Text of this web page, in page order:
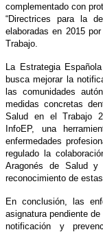
complementado con
“Directrices para la
elaboradas en 2015
Trabajo.
La Estrategia
busca mejorar la
las comunidades
medidas concretas
Salud en el Trabajo
InfoEP, una
enfermedades
regulado la
Aragonés de Salud
reconocimiento de
En conclusión, las
asignatura pendiente
notificación y